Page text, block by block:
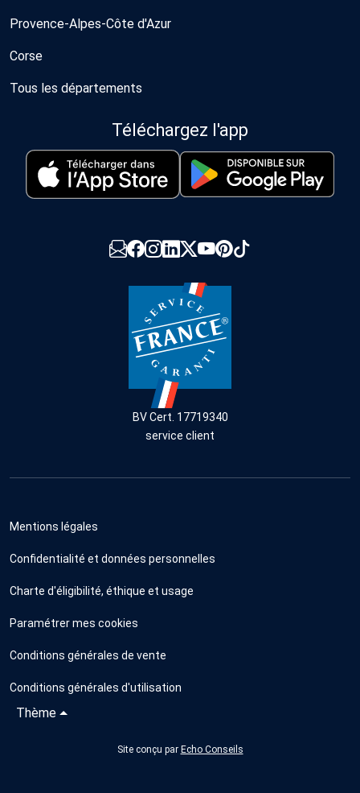
Provence-Alpes-Côte d'Azur
Corse
Tous les départements
Téléchargez l'app
BV Cert. 17719340
service client
Mentions légales
Confidentialité et données personnelles
Charte d'éligibilité, éthique et usage
Paramétrer mes cookies
Conditions générales de vente
Conditions générales d'utilisation
Thème
Site conçu par Echo Conseils